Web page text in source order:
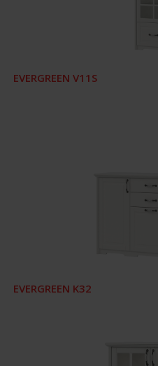
EVERGREEN V11S
EVERGREEN K32